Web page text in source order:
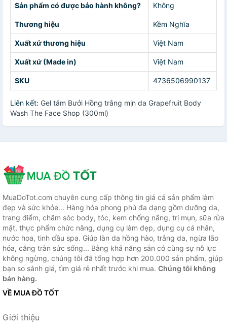
Sản phẩm có được bảo hành không? Không
Thương hiệu Kềm Nghĩa
Xuất xứ thương hiệu Việt Nam
Xuất xứ (Made in) Việt Nam
SKU 4736506990137
Liên kết: Gel tắm Bưởi Hồng trắng mịn da Grapefruit Body
Wash The Face Shop (300ml)
MuaDoTot.com chuyên cung cấp thông tin giá cả sản phẩm làm
đẹp và sức khỏe... Hàng hóa phong phú đa dạng gồm dưỡng da,
trang điểm, chăm sóc body, tóc, kem chống nắng, trị mụn, sữa rửa
mặt, thực phẩm chức năng, dụng cụ làm đẹp, dụng cụ cá nhân,
nước hoa, tinh dầu spa. Giúp làn da hồng hào, trắng da, ngừa lão
hóa, căng tràn sức sống... Bằng khả năng sẵn có cùng sự nỗ lực
không ngừng, chúng tôi đã tổng hợp hơn 200.000 sản phẩm, giúp
bạn so sánh giá, tìm giá rẻ nhất trước khi mua. Chúng tôi không
bán hàng.
VỀ MUA ĐỒ TỐT
Giới thiệu